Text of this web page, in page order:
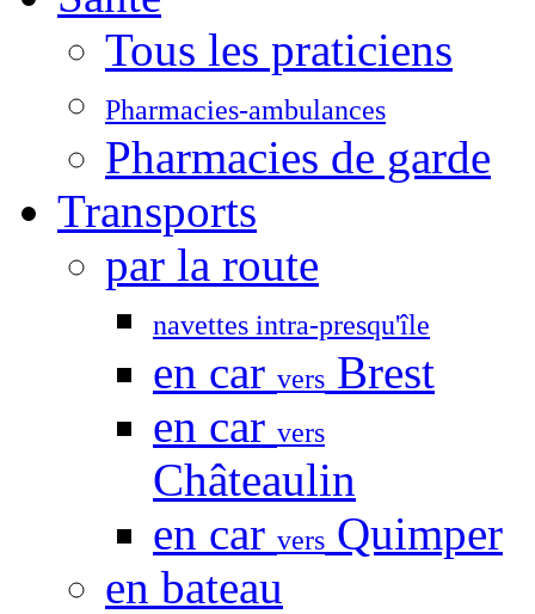
Tous les praticiens
Pharmacies-ambulances
Pharmacies de garde
Transports
par la route
navettes intra-presqu'île
en car vers Brest
en car vers
Châteaulin
en car vers Quimper
en bateau